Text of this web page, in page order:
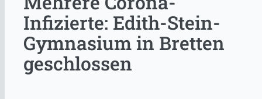
Infizierte: Edith-Stein-
Gymnasium in Bretten
geschlossen